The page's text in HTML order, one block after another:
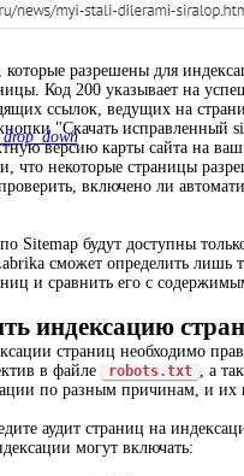
которые разрешены для
Код 200 указывает на
ссылок, ведущих на
"Скачать исправленный
версию карты сайта на
что некоторые страницы
включено ли
Sitemap будут доступны
сможет определить лишь
и сравнить его с
индексацию
страниц необходимо
в файле
robots.txt , а
по разным причинам, и
аудит страниц на
могут включать: